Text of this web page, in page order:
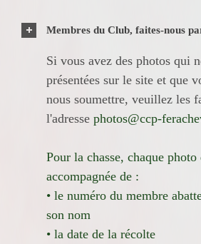
Membres du Club, faites-nous
Si vous avez des photos qui
présentées sur le site et que
nous soumettre, veuillez les
l'adresse photos@ccp-
Pour la chasse, chaque
accompagnée de :
• le numéro du membre
son nom
• la date de la récolte